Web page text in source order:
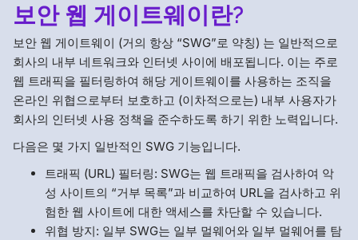
보안 웹 게이트웨이란?
보안 웹 게이트웨이 (거의 항상 “SWG”로 약칭) 는 일반적으로
회사의 내부 네트워크와 인터넷 사이에 배포됩니다. 이는 주로
웹 트래픽을 필터링하여 해당 게이트웨이를 사용하는 조직을
온라인 위협으로부터 보호하고 (이차적으로는) 내부 사용자가
회사의 인터넷 사용 정책을 준수하도록 하기 위한 노력입니다.
다음은 몇 가지 일반적인 SWG 기능입니다.
트래픽 (URL) 필터링: SWG는 웹 트래픽을 검사하여 악
성 사이트의 “거부 목록”과 비교하여 URL을 검사하고 위
험한 웹 사이트에 대한 액세스를 차단할 수 있습니다.
위협 방지: 일부 SWG는 일부 멀웨어와 일부 멀웨어를 탐